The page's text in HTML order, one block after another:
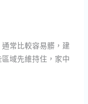
常比較容易髒，建
域先維持住，家中